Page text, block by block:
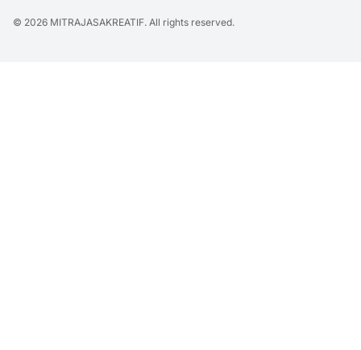
© 2026 MITRAJASAKREATIF. All rights reserved.